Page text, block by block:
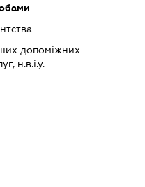
допоміжних
н.в.і.у.